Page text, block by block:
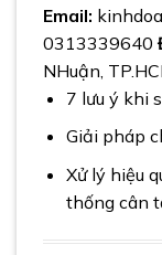
Email:
0313339640
NHuận,
7 lưu ý khi
Giải pháp
Xử lý hiệu
thống cân